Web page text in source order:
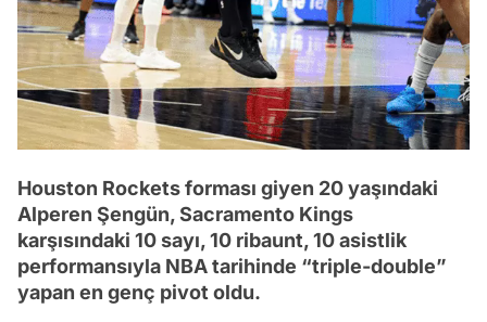
Houston Rockets forması giyen 20 yaşındaki
Alperen Şengün, Sacramento Kings
karşısındaki 10 sayı, 10 ribaunt, 10 asistlik
performansıyla NBA tarihinde “triple-double”
yapan en genç pivot oldu.